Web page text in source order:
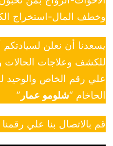
وخطف المال-استخراج
يسعدنا أن نعلن لسيادتكم
للكشف وعلاجات الحالات
علي رقم الخاص والوحيد
الحاخام “شلومو عمار ”
قم بالاتصال بنا علي رقمنا